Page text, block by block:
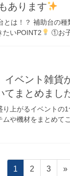
あります
とは！？ 補助台の
たいPOINT2
①お
イベント雑貨
てまとめまし
上がるイベントの
ムや機材をまとめて
固
1
固
2
固
3 »